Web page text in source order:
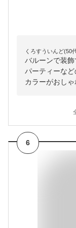
くろすういんど(50
バルーンで装
パーティーな
カラーがおしゃ
6